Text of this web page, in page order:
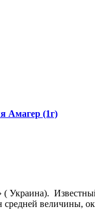
Амагер (1г)
величины,